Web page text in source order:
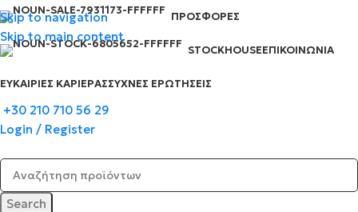
Skip to navigation
Skip to main content
ΠΡΟΣΦΟΡΈΣ
STOCKHOUSEΕΠΙΚΟΙΝΩΝΊΑ
ΕΥΚΑΙΡΊΕΣ ΚΑΡΙΈΡΑΣΣΥΧΝΈΣ ΕΡΩΤΉΣΕΙΣ
+30 210 710 56 29
Login / Register
Search